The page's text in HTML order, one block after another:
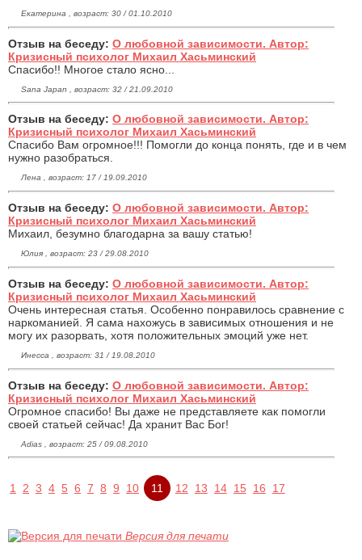
Екатерина , возраст: 30 / 01.10.2010
Отзыв на беседу: О любовной зависимости. Автор:
Кризисный психолог Михаил Хасьминский
Спасибо!! Многое стало ясно...
Sana Japan , возраст: 32 / 21.09.2010
Отзыв на беседу: О любовной зависимости. Автор:
Кризисный психолог Михаил Хасьминский
Спасибо Вам огромное!!! Помогли до конца понять, где и в чем
нужно разобраться.
Лена , возраст: 17 / 19.09.2010
Отзыв на беседу: О любовной зависимости. Автор:
Кризисный психолог Михаил Хасьминский
Михаил, безумно благодарна за вашу статью!
Юлия , возраст: 23 / 29.08.2010
Отзыв на беседу: О любовной зависимости. Автор:
Кризисный психолог Михаил Хасьминский
Очень интересная статья. Особенно понравилось сравнение с
наркоманией. Я сама нахожусь в зависимых отношения и не
могу их разорвать, хотя положительных эмоций уже нет.
Инесса , возраст: 31 / 19.08.2010
Отзыв на беседу: О любовной зависимости. Автор:
Кризисный психолог Михаил Хасьминский
Огромное спасибо! Вы даже не представляете как помогли
своей статьей сейчас! Да хранит Вас Бог!
Adias , возраст: 25 / 09.08.2010
1 2 3 4 5 6 7 8 9 10 11 12 13 14 15 16 17
Версия для печати